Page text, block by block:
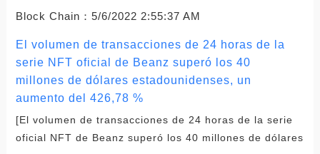
Block Chain： 5/6/2022 2:55:37 AM
El volumen de transacciones de 24 horas de la
serie NFT oficial de Beanz superó los 40
millones de dólares estadounidenses, un
aumento del 426,78 %
[El volumen de transacciones de 24 horas de la serie
oficial NFT de Beanz superó los 40 millones de dólares